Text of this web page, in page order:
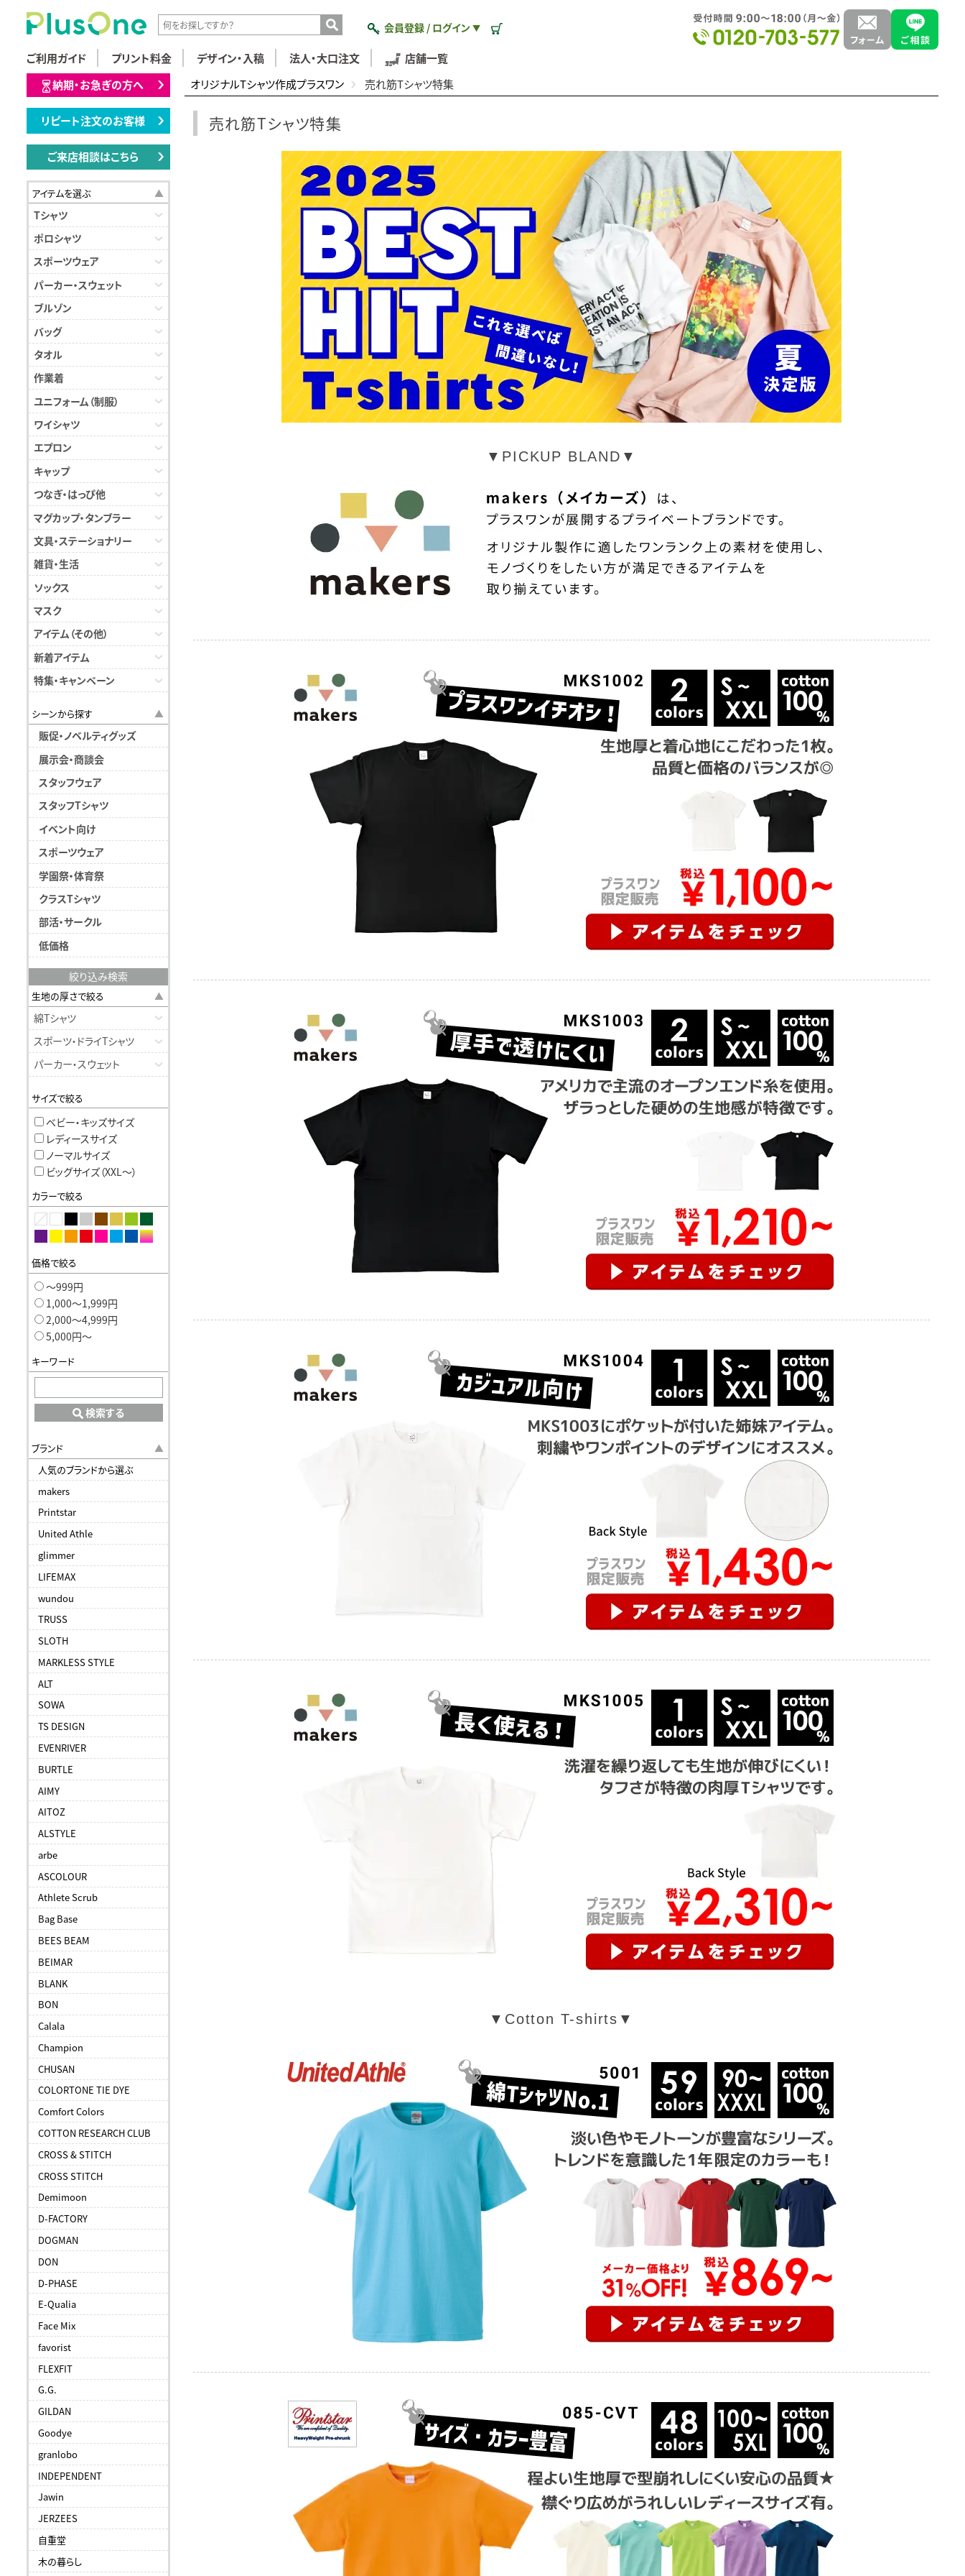
会員登録 / ログイン ▼
ご利用ガイド プリント料金 デザイン・入稿 法人・大口注文
店舗一覧
納期・お急ぎの方へ
リピート注文のお客様
ご来店相談はこちら
アイテムを選ぶ
Tシャツ
ポロシャツ
スポーツウェア
パーカー・スウェット
ブルゾン
バッグ
タオル
作業着
ユニフォーム（制服）
ワイシャツ
エプロン
キャップ
つなぎ・はっぴ他
マグカップ・タンブラー
文具・ステーショナリー
雑貨・生活
ソックス
マスク
アイテム（その他）
新着アイテム
特集・キャンペーン
シーンから探す
販促・ノベルティグッズ
展示会・商談会
スタッフウェア
スタッフTシャツ
イベント向け
スポーツウェア
学園祭・体育祭
クラスTシャツ
部活・サークル
低価格
絞り込み検索
生地の厚さで絞る
綿Tシャツ
スポーツ・ドライTシャツ
パーカー・スウェット
サイズで絞る
ベビー・キッズサイズ
レディースサイズ
ノーマルサイズ
ビッグサイズ（XXL〜）
カラーで絞る
価格で絞る
〜999円
1,000〜1,999円
2,000〜4,999円
5,000円〜
キーワード
検索する
ブランド
人気のブランドから選ぶ
makers
Printstar
United Athle
glimmer
LIFEMAX
wundou
TRUSS
SLOTH
MARKLESS STYLE
ALT
SOWA
TS DESIGN
EVENRIVER
BURTLE
AIMY
AITOZ
ALSTYLE
arbe
ASCOLOUR
Athlete Scrub
Bag Base
BEES BEAM
BEIMAR
BLANK
BON
Calala
Champion
CHUSAN
COLORTONE TIE DYE
Comfort Colors
COTTON RESEARCH CLUB
CROSS & STITCH
CROSS STITCH
Demimoon
D-FACTORY
DOGMAN
DON
D-PHASE
E-Qualia
Face Mix
favorist
FLEXFIT
G.G.
GILDAN
Goodye
granlobo
INDEPENDENT
Jawin
JERZEES
自重堂
木の暮らし
オリジナルTシャツ作成プラスワン 売れ筋Tシャツ特集
売れ筋Tシャツ特集
▼PICKUP BLAND▼
▼Cotton T-shirts▼